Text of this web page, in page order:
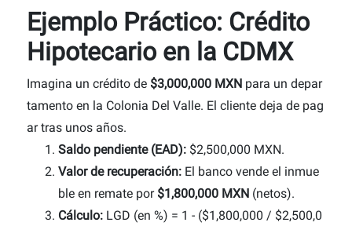
Ejemplo Práctico: Crédito
Hipotecario en la CDMX
Imagina un crédito de $3,000,000 MXN para un depar
tamento en la Colonia Del Valle. El cliente deja de pag
ar tras unos años.
Saldo pendiente (EAD): $2,500,000 MXN.
Valor de recuperación: El banco vende el inmue
ble en remate por $1,800,000 MXN (netos).
Cálculo: LGD (en %) = 1 - ($1,800,000 / $2,500,0